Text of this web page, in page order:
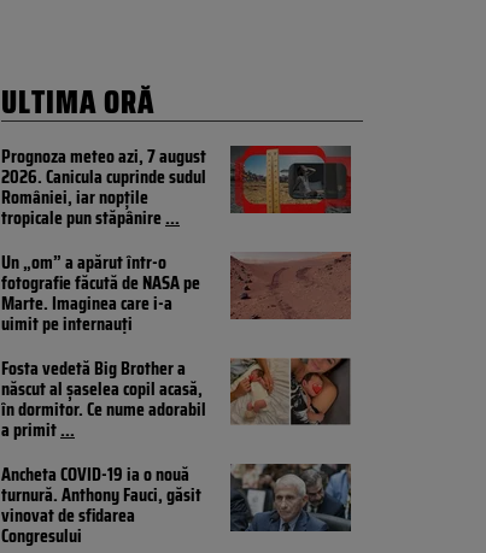
ULTIMA ORĂ
Prognoza meteo azi, 7 august
2026. Canicula cuprinde sudul
României, iar nopțile
tropicale pun stăpânire...
Un „om” a apărut într-o
fotografie făcută de NASA pe
Marte. Imaginea care i-a
uimit pe internauți
Fosta vedetă Big Brother a
născut al șaselea copil acasă,
în dormitor. Ce nume adorabil
a primit...
Ancheta COVID-19 ia o nouă
turnură. Anthony Fauci, găsit
vinovat de sfidarea
Congresului